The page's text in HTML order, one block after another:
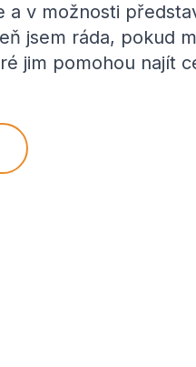
a v možnosti
jsem ráda, pokud
jim pomohou najít